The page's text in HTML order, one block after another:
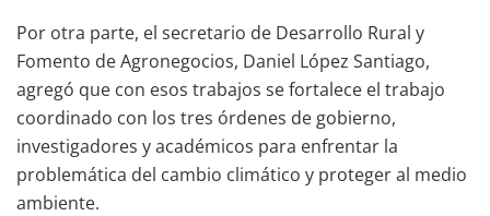
Por otra parte, el secretario de Desarrollo Rural y
Fomento de Agronegocios, Daniel López Santiago,
agregó que con esos trabajos se fortalece el trabajo
coordinado con los tres órdenes de gobierno,
investigadores y académicos para enfrentar la
problemática del cambio climático y proteger al medio
ambiente.